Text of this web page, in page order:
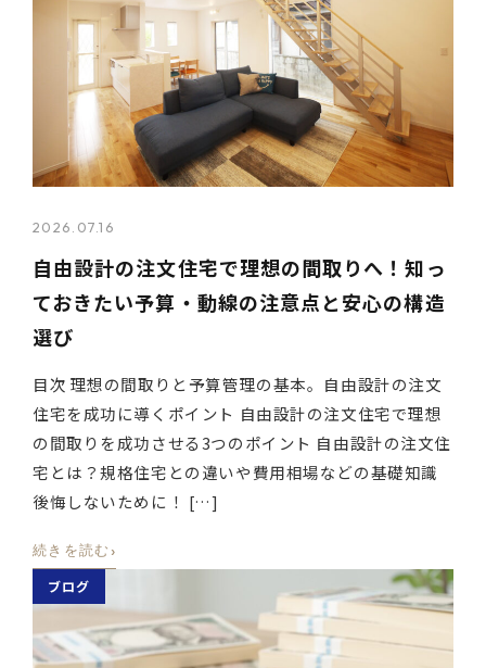
2026.07.16
自由設計の注文住宅で理想の間取りへ！知っ
ておきたい予算・動線の注意点と安心の構造
選び
目次 理想の間取りと予算管理の基本。自由設計の注文
住宅を成功に導くポイント 自由設計の注文住宅で理想
の間取りを成功させる3つのポイント 自由設計の注文住
宅とは？規格住宅との違いや費用相場などの基礎知識
後悔しないために！ […]
続きを読む ›
ブログ